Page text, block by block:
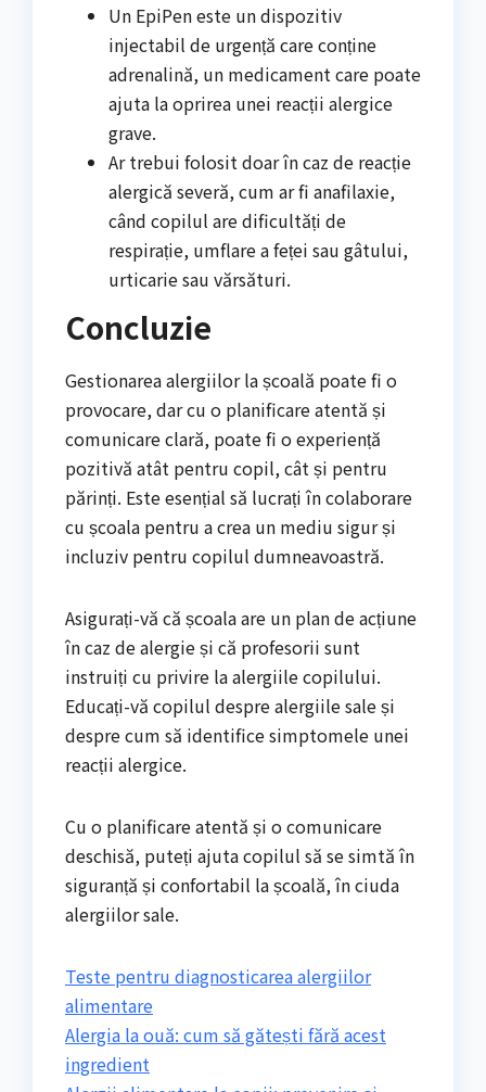
Un EpiPen este un dispozitiv
injectabil de urgență care conține
adrenalină, un medicament care poate
ajuta la oprirea unei reacții alergice
grave.
Ar trebui folosit doar în caz de reacție
alergică severă, cum ar fi anafilaxie,
când copilul are dificultăți de
respirație, umflare a feței sau gâtului,
urticarie sau vărsături.
Concluzie
Gestionarea alergiilor la școală poate fi o
provocare, dar cu o planificare atentă și
comunicare clară, poate fi o experiență
pozitivă atât pentru copil, cât și pentru
părinți. Este esențial să lucrați în colaborare
cu școala pentru a crea un mediu sigur și
incluziv pentru copilul dumneavoastră.
Asigurați-vă că școala are un plan de acțiune
în caz de alergie și că profesorii sunt
instruiți cu privire la alergiile copilului.
Educați-vă copilul despre alergiile sale și
despre cum să identifice simptomele unei
reacții alergice.
Cu o planificare atentă și o comunicare
deschisă, puteți ajuta copilul să se simtă în
siguranță și confortabil la școală, în ciuda
alergiilor sale.
Teste pentru diagnosticarea alergiilor
alimentare
Alergia la ouă: cum să gătești fără acest
ingredient